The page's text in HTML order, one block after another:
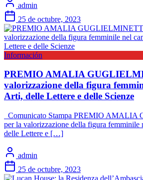
admin
25 de octubre, 2023
Información
PREMIO AMALIA
valorizzazione della figura
Arti, delle Lettere e delle Scienze
Comunicato Stampa PREMIO
per la valorizzazione della figura femminile
delle Lettere e […]
admin
25 de octubre, 2023